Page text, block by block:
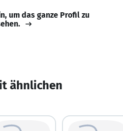
um das ganze Profil zu
ähnlichen